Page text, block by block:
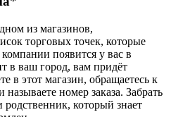
из магазинов,
торговых точек, которые
появится у вас в
в ваш город, вам придёт
в этот магазин, обращаетесь к
номер заказа. Забрать
который знает